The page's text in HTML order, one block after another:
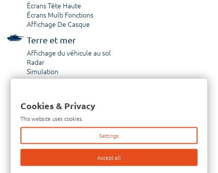
Écrans Tête Haute
Écrans Multi Fonctions
Affichage De Casque
Terre et mer
Affichage du véhicule au sol
Radar
Simulation
Réhabilitation CRT
Capacités
À propos / Historique
Carrières
Cookies & Privacy
This website uses cookies.
Settings
Accept all